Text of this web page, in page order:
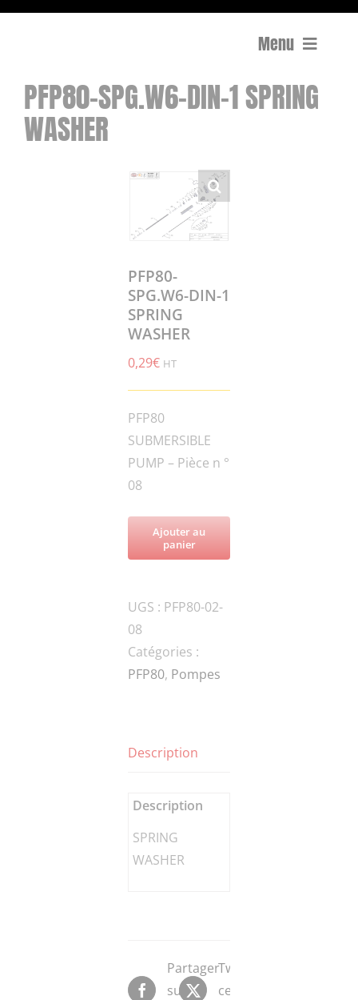
Menu
Compactage
Équipements de chantier
Surfaçage et rectification des sols
PFP80-SPG.W6-DIN-1 SPRING
WASHER
PFP80-
SPG.W6-DIN-1
SPRING
WASHER
0,29€ HT
PFP80
SUBMERSIBLE
PUMP – Pièce n °
08
Ajouter au
panier
UGS : PFP80-02-
08
Catégories :
PFP80, Pompes
Description
Description
SPRING
WASHER
Partager
sur
Tweeter
ce